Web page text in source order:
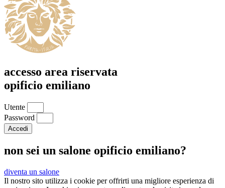
accesso area riservata
opificio emiliano
Utente
Password
Accedi
non sei un salone opificio emiliano?
diventa un salone
Il nostro sito utilizza i cookie per offrirti una migliore esperienza di